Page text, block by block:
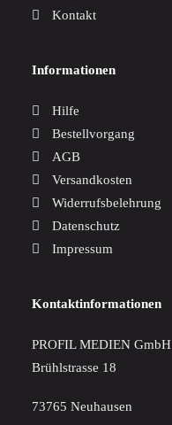
Kontakt
Informationen
Hilfe
Bestellvorgang
AGB
Versandkosten
Widerrufsbelehrung
Datenschutz
Impressum
Kontaktinformationen
PROFIL MEDIEN GmbH
Brühlstrasse 18
73765 Neuhausen